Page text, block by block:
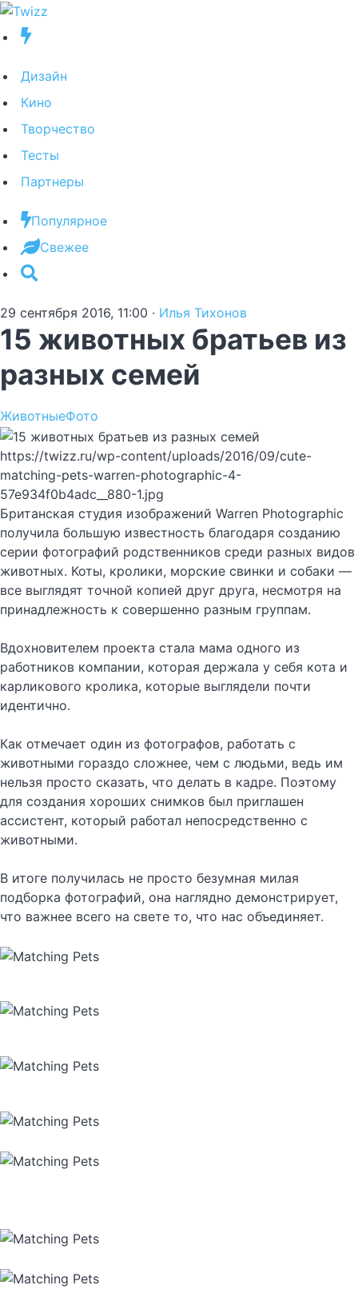
Дизайн
Кино
Творчество
Тесты
Партнеры
Популярное
Свежее
29 сентября 2016, 11:00 · Илья Тихонов
15 животных братьев из
разных семей
ЖивотныеФото
https://twizz.ru/wp-content/uploads/2016/09/cute-
matching-pets-warren-photographic-4-
57e934f0b4adc__880-1.jpg
Британская студия изображений Warren Photographic
получила большую известность благодаря созданию
серии фотографий родственников среди разных видов
животных. Коты, кролики, морские свинки и собаки —
все выглядят точной копией друг друга, несмотря на
принадлежность к совершенно разным группам.
Вдохновителем проекта стала мама одного из
работников компании, которая держала у себя кота и
карликового кролика, которые выглядели почти
идентично.
Как отмечает один из фотографов, работать с
животными гораздо сложнее, чем с людьми, ведь им
нельзя просто сказать, что делать в кадре. Поэтому
для создания хороших снимков был приглашен
ассистент, который работал непосредственно с
животными.
В итоге получилась не просто безумная милая
подборка фотографий, она наглядно демонстрирует,
что важнее всего на свете то, что нас объединяет.